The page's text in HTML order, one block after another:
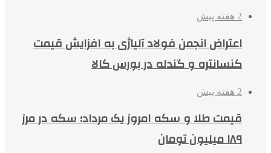
2 هفته پیش
اعتراض انجمن فولاد آلیاژی به افزایش قیمت
کنسانتره و گندله در بورس کالا
2 هفته پیش
قیمت طلا و سکه امروز یک مرداد؛ سکه در مرز
۱۸۹ میلیون تومان